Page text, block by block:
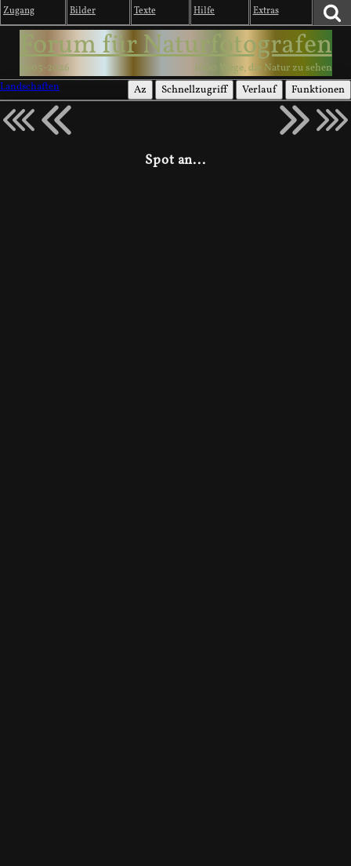
Zugang Bilder Texte Hilfe Extras
Forum für Naturfotografen
2003-2026
1000 Wege, die Natur zu sehen
Landschaften
Az Schnellzugriff Verlauf Funktionen
Spot an...